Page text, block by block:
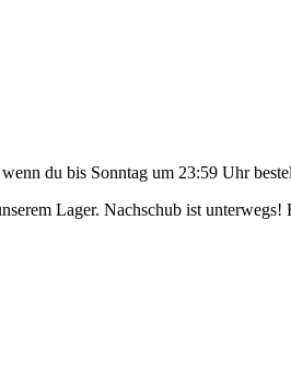
wenn du bis Sonntag um 23:59 Uhr
Lager. Nachschub ist